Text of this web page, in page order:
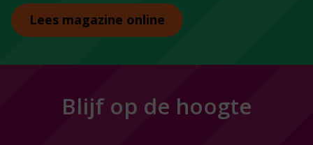
Lees magazine online
Blijf op de hoogte